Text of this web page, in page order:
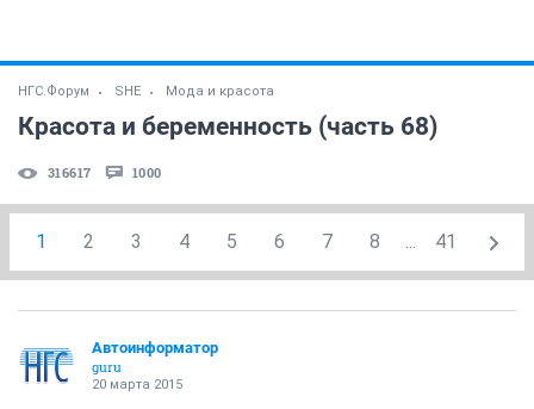
НГС.Форум SHE Мода и красота
Красота и беременность (часть 68)
316617 1000
1 2 3 4 5 6 7 8 ... 41
Автоинформатор
guru
20 марта 2015